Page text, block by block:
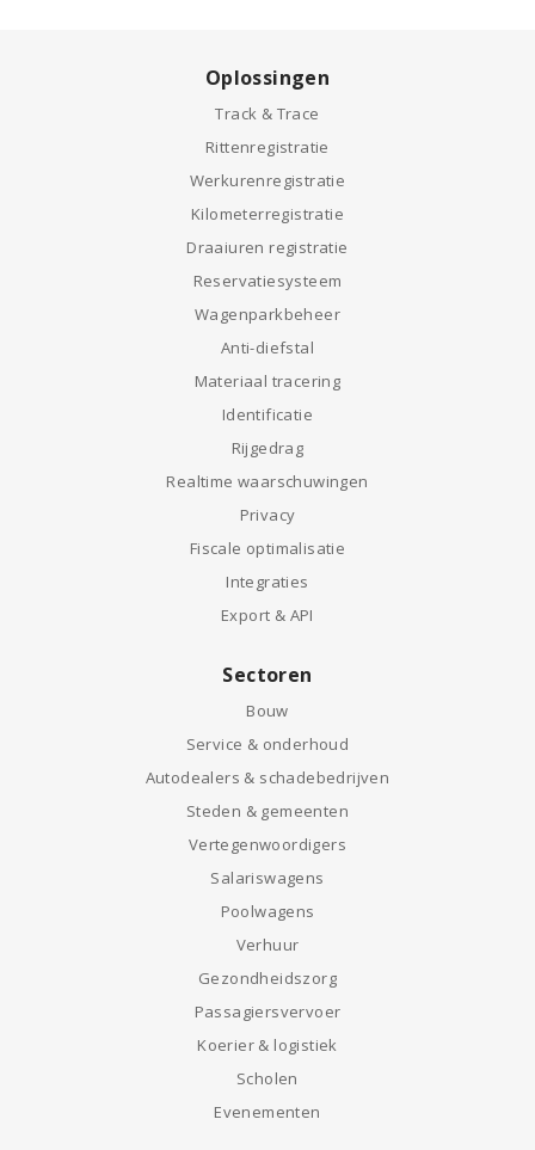
Oplossingen
Track & Trace
Rittenregistratie
Werkurenregistratie
Kilometerregistratie
Draaiuren registratie
Reservatiesysteem
Wagenparkbeheer
Anti-diefstal
Materiaal tracering
Identificatie
Rijgedrag
Realtime waarschuwingen
Privacy
Fiscale optimalisatie
Integraties
Export & API
Sectoren
Bouw
Service & onderhoud
Autodealers & schadebedrijven
Steden & gemeenten
Vertegenwoordigers
Salariswagens
Poolwagens
Verhuur
Gezondheidszorg
Passagiersvervoer
Koerier & logistiek
Scholen
Evenementen